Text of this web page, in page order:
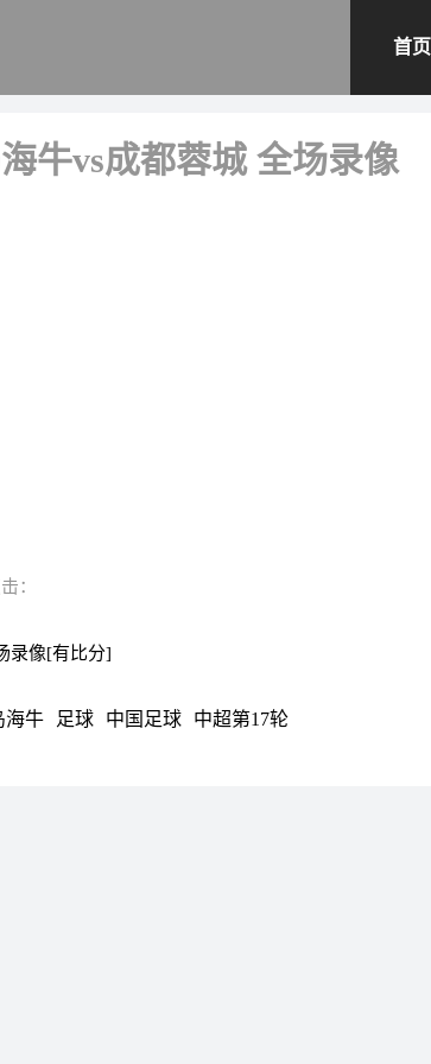
首页
牛vs成都蓉城 全场录像
：
录像[有比分]
海牛 足球 中国足球 中超第17轮